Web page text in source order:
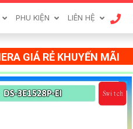
PHU KIỆN LIÊN HỆ
GIÁ RẺ KHUYẾN MÃI